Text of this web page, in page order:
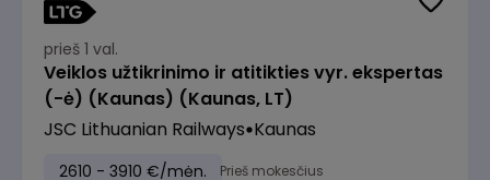
prieš 1 val.
Veiklos užtikrinimo ir atitikties vyr. ekspertas
(-ė) (Kaunas) (Kaunas, LT)
JSC Lithuanian Railways Kaunas
2610 - 3910 €/mėn. Prieš mokesčius